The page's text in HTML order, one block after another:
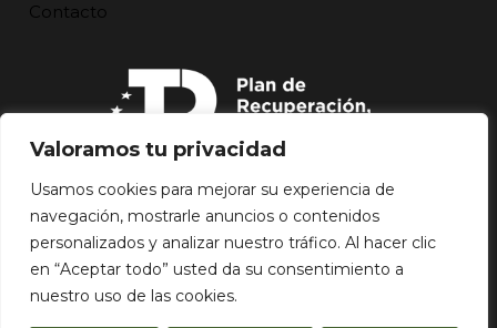
Valoramos tu privacidad
Usamos cookies para mejorar su experiencia de
navegación, mostrarle anuncios o contenidos
personalizados y analizar nuestro tráfico. Al hacer clic
en “Aceptar todo” usted da su consentimiento a
nuestro uso de las cookies.
Contacto